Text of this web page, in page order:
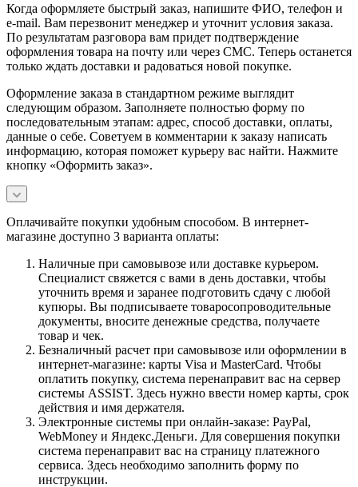
Когда оформляете быстрый заказ, напишите ФИО, телефон и
e-mail. Вам перезвонит менеджер и уточнит условия заказа.
По результатам разговора вам придет подтверждение
оформления товара на почту или через СМС. Теперь останется
только ждать доставки и радоваться новой покупке.
Оформление заказа в стандартном режиме выглядит
следующим образом. Заполняете полностью форму по
последовательным этапам: адрес, способ доставки, оплаты,
данные о себе. Советуем в комментарии к заказу написать
информацию, которая поможет курьеру вас найти. Нажмите
кнопку «Оформить заказ».
Оплачивайте покупки удобным способом. В интернет-
магазине доступно 3 варианта оплаты:
Наличные при самовывозе или доставке курьером.
Специалист свяжется с вами в день доставки, чтобы
уточнить время и заранее подготовить сдачу с любой
купюры. Вы подписываете товаросопроводительные
документы, вносите денежные средства, получаете
товар и чек.
Безналичный расчет при самовывозе или оформлении в
интернет-магазине: карты Visa и MasterCard. Чтобы
оплатить покупку, система перенаправит вас на сервер
системы ASSIST. Здесь нужно ввести номер карты, срок
действия и имя держателя.
Электронные системы при онлайн-заказе: PayPal,
WebMoney и Яндекс.Деньги. Для совершения покупки
система перенаправит вас на страницу платежного
сервиса. Здесь необходимо заполнить форму по
инструкции.